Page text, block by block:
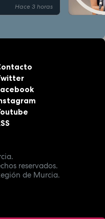
Hace 3 horas
reservados.
de Murcia.